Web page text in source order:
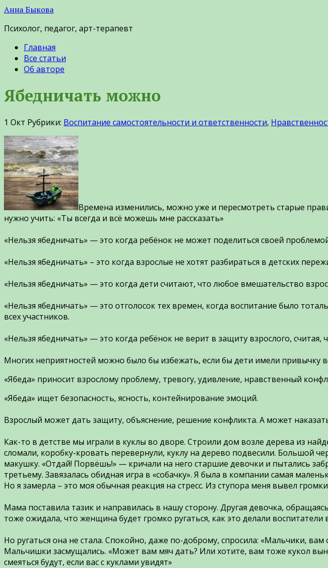
Анна Быкова
Психолог, педагог, арт-терапевт
Главная
Все статьи
Об авторе
Ябедничать можно
1 Окт Рубрики: Воспитание самостоятельности и ответственности,
Времена изменились, можно уже и пересмотреть старые
нужно учить: «Ты всегда и всё можешь мне рассказать»
«Нельзя ябедничать» — это когда ребёнок не может поделиться своей
«Нельзя ябедничать» – это когда взрослые не хотят разбираться в детских
«Нельзя ябедничать» — это когда дети считают, что любое вмешательство
«Нельзя ябедничать» — это отголосок тех времен, когда воспитание было
всех участников.
«Нельзя ябедничать» — это когда ребёнок не верит в защиту взрослого, считая,
Многих неприятностей можно было бы избежать, если бы дети имели привычку
«Ябеда» приносит взрослому проблему, тревогу, удивление, нравственный
«Ябеда» ищет безопасность, ясность, контейнирование эмоций.
Взрослый может дать защиту, объяснение, решение конфликта. А может
Как-то в детстве мы играли в куклы во дворе. Строили дом возле дерева из
сломали, коробку-кровать перевернули, куклу на дерево подвесили. Большой
макушку. «Отдай! Порвёшь!» — кричали на него старшие девочки и пытались
третьему. Завязалась обидная игра в «собачку». Я была в компании самая
Но я замерла – это моя обычная реакция на стресс. Из ступора меня вывел
Мама поставила тазик и направилась в нашу сторону. Другая девочка,
тоже ожидала, что женщина будет громко ругаться, как это делали воспитатели
Но ругаться она не стала. Спокойно, даже по-доброму, спросила: «Мальчики,
Мальчишки засмущались. «Может вам мяч дать? Или хотите, вам тоже кукол
смеяться будут, если вас с куклами увидят»